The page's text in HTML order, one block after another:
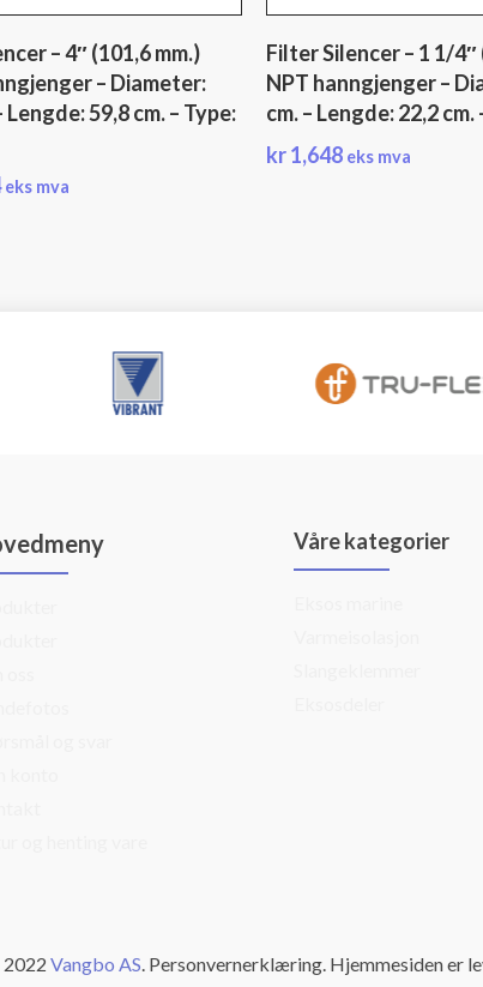
– 4″ (101,6 mm.)
– Diameter:
Lengde: 59,8 cm. – Type:
eks mva
Filter Silencer – 1 1/4″
NPT hanngjenger –
cm. – Lengde: 22,2 cm.
kr1,648 eks mva
Våre kategorier
Vangbo AS. Personvernerklæring. Hjemmesiden er